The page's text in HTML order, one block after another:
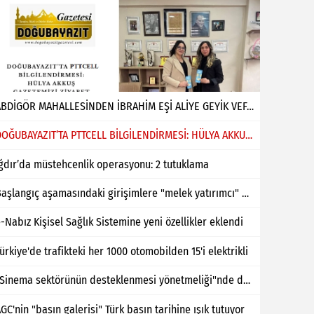
ABDİGÖR MAHALLESİNDEN İBRAHİM EŞİ ALİYE GEYİK VEFAT ETMİŞTİR
DOĞUBAYAZIT’TA PTTCELL BİLGİLENDİRMESİ: HÜLYA AKKUŞ GAZETEMİZİ ZİYARET ETTİ
müstehcenlik operasyonu: 2 tutuklama
Başlangıç aşamasındaki girişimlere "melek yatırımcı" desteği
Nabız Kişisel Sağlık Sistemine yeni özellikler eklendi
trafikteki her 1000 otomobilden 15'i elektrikli
"Sinema sektörünün desteklenmesi yönetmeliği"nde değişiklik yapıldı
"basın galerisi" Türk basın tarihine ışık tutuyor